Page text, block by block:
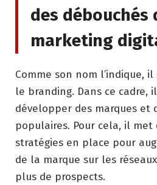
des débouchés
marketing
Comme son nom l’indique,
le branding. Dans ce cadre, il
développer des marques et
populaires. Pour cela, il met
stratégies en place pour
de la marque sur les
plus de prospects.